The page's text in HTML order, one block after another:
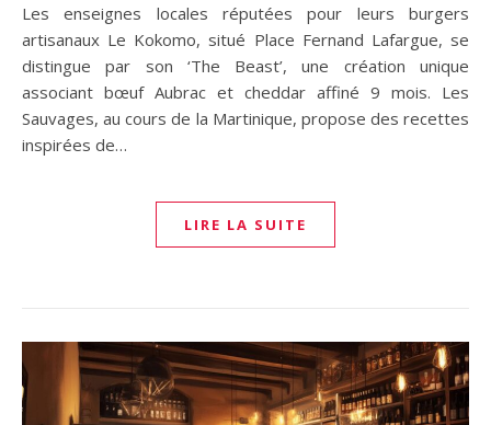
Les enseignes locales réputées pour leurs burgers
artisanaux Le Kokomo, situé Place Fernand Lafargue, se
distingue par son ‘The Beast’, une création unique
associant bœuf Aubrac et cheddar affiné 9 mois. Les
Sauvages, au cours de la Martinique, propose des recettes
inspirées de…
LIRE LA SUITE